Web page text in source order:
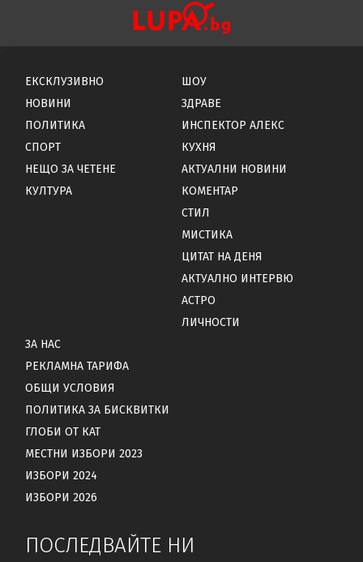
ЕКСКЛУЗИВНО
НОВИНИ
ПОЛИТИКА
СПОРТ
НЕЩО ЗА ЧЕТЕНЕ
КУЛТУРА
ШОУ
ЗДРАВЕ
ИНСПЕКТОР АЛЕКС
КУХНЯ
АКТУАЛНИ НОВИНИ
КОМЕНТАР
СТИЛ
МИСТИКА
ЦИТАТ НА ДЕНЯ
АКТУАЛНО ИНТЕРВЮ
АСТРО
ЛИЧНОСТИ
ЗА НАС
РЕКЛАМНА ТАРИФА
ОБЩИ УСЛОВИЯ
ПОЛИТИКА ЗА БИСКВИТКИ
ГЛОБИ ОТ КАТ
МЕСТНИ ИЗБОРИ 2023
ИЗБОРИ 2024
ИЗБОРИ 2026
ПОСЛЕДВАЙТЕ НИ